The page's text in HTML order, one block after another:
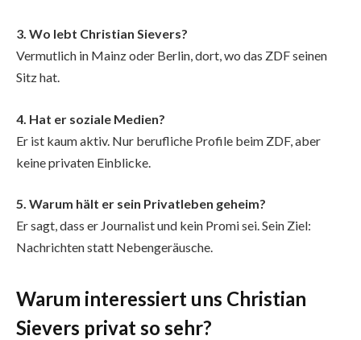
3. Wo lebt Christian Sievers?
Vermutlich in Mainz oder Berlin, dort, wo das ZDF seinen
Sitz hat.
4. Hat er soziale Medien?
Er ist kaum aktiv. Nur berufliche Profile beim ZDF, aber
keine privaten Einblicke.
5. Warum hält er sein Privatleben geheim?
Er sagt, dass er Journalist und kein Promi sei. Sein Ziel:
Nachrichten statt Nebengeräusche.
Warum interessiert uns Christian
Sievers privat so sehr?